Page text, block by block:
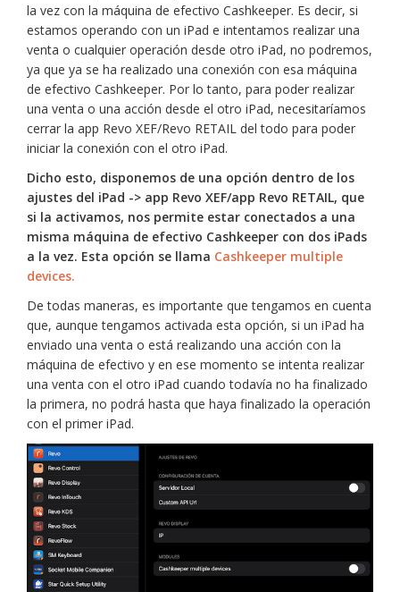
la vez con la máquina de efectivo Cashkeeper. Es decir, si
estamos operando con un iPad e intentamos realizar una
venta o cualquier operación desde otro iPad, no podremos,
ya que ya se ha realizado una conexión con esa máquina
de efectivo Cashkeeper. Por lo tanto, para poder realizar
una venta o una acción desde el otro iPad, necesitaríamos
cerrar la app Revo XEF/Revo RETAIL del todo para poder
iniciar la conexión con el otro iPad.
Dicho esto, disponemos de una opción dentro de los
ajustes del iPad -> app Revo XEF/app Revo RETAIL, que
si la activamos, nos permite estar conectados a una
misma máquina de efectivo Cashkeeper con dos iPads
a la vez. Esta opción se llama Cashkeeper multiple
devices.
De todas maneras, es importante que tengamos en cuenta
que, aunque tengamos activada esta opción, si un iPad ha
enviado una venta o está realizando una acción con la
máquina de efectivo y en ese momento se intenta realizar
una venta con el otro iPad cuando todavía no ha finalizado
la primera, no podrá hasta que haya finalizado la operación
con el primer iPad.